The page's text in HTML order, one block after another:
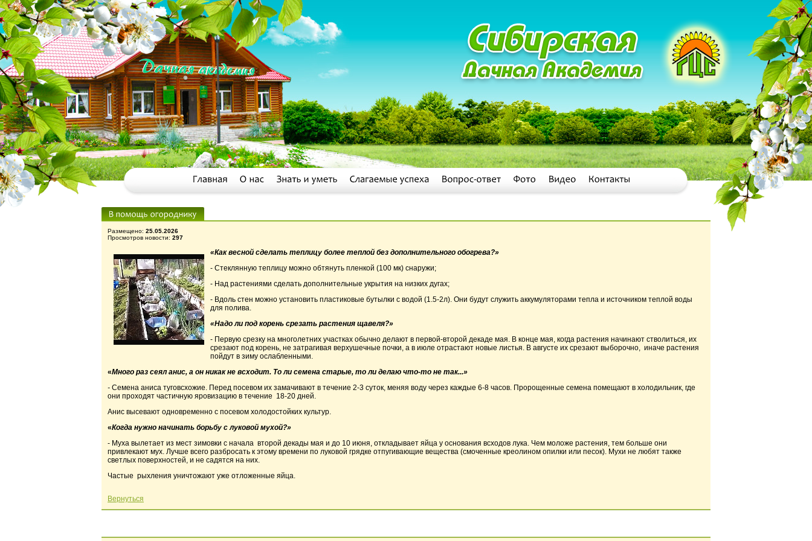
Размещено: 25.05.2026
Просмотров новости: 297
«Как весной сделать теплицу более теплой без дополнительного обогрева?»
- Стеклянную теплицу можно обтянуть пленкой (100 мк) снаружи;
- Над растениями сделать дополнительные укрытия на низких дугах;
- Вдоль стен можно установить пластиковые бутылки с водой (1.5-2л). Они будут служить аккумуляторами тепла и источником теплой воды
для полива.
«Надо ли под корень срезать растения щавеля?»
- Первую срезку на многолетних участках обычно делают в первой-второй декаде мая. В конце мая, когда растения начинают стволиться, их
срезают под корень, не затрагивая верхушечные почки, а в июле отрастают новые листья. В августе их срезают выборочно, иначе растения
пойдут в зиму ослабленными.
«Много раз сеял анис, а он никак не всходит. То ли семена старые, то ли делаю что-то не так...»
- Семена аниса туговсхожие. Перед посевом их замачивают в течение 2-3 суток, меняя воду через каждые 6-8 часов. Пророщенные семена помещают в холодильник, где
они проходят частичную яровизацию в течение 18-20 дней.
Анис высевают одновременно с посевом холодостойких культур.
«Когда нужно начинать борьбу с луковой мухой?»
- Муха вылетает из мест зимовки с начала второй декады мая и до 10 июня, откладывает яйца у основания всходов лука. Чем моложе растения, тем больше они
привлекают мух. Лучше всего разбросать к этому времени по луковой грядке отпугивающие вещества (смоченные креолином опилки или песок). Мухи не любят также
светлых поверхностей, и не садятся на них.
Частые рыхления уничтожают уже отложенные яйца.
Вернуться